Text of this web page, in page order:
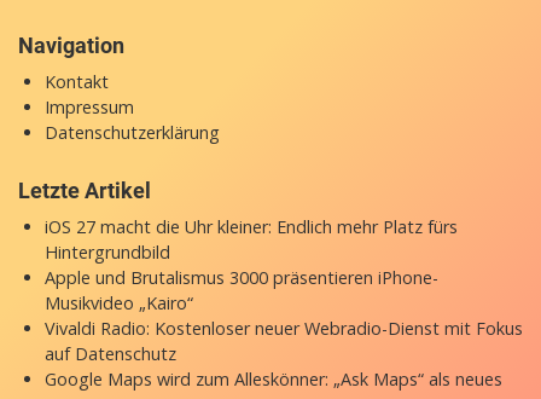
Navigation
Kontakt
Impressum
Datenschutzerklärung
Letzte Artikel
iOS 27 macht die Uhr kleiner: Endlich mehr Platz fürs
Hintergrundbild
Apple und Brutalismus 3000 präsentieren iPhone-
Musikvideo „Kairo“
Vivaldi Radio: Kostenloser neuer Webradio-Dienst mit Fokus
auf Datenschutz
Google Maps wird zum Alleskönner: „Ask Maps“ als neues